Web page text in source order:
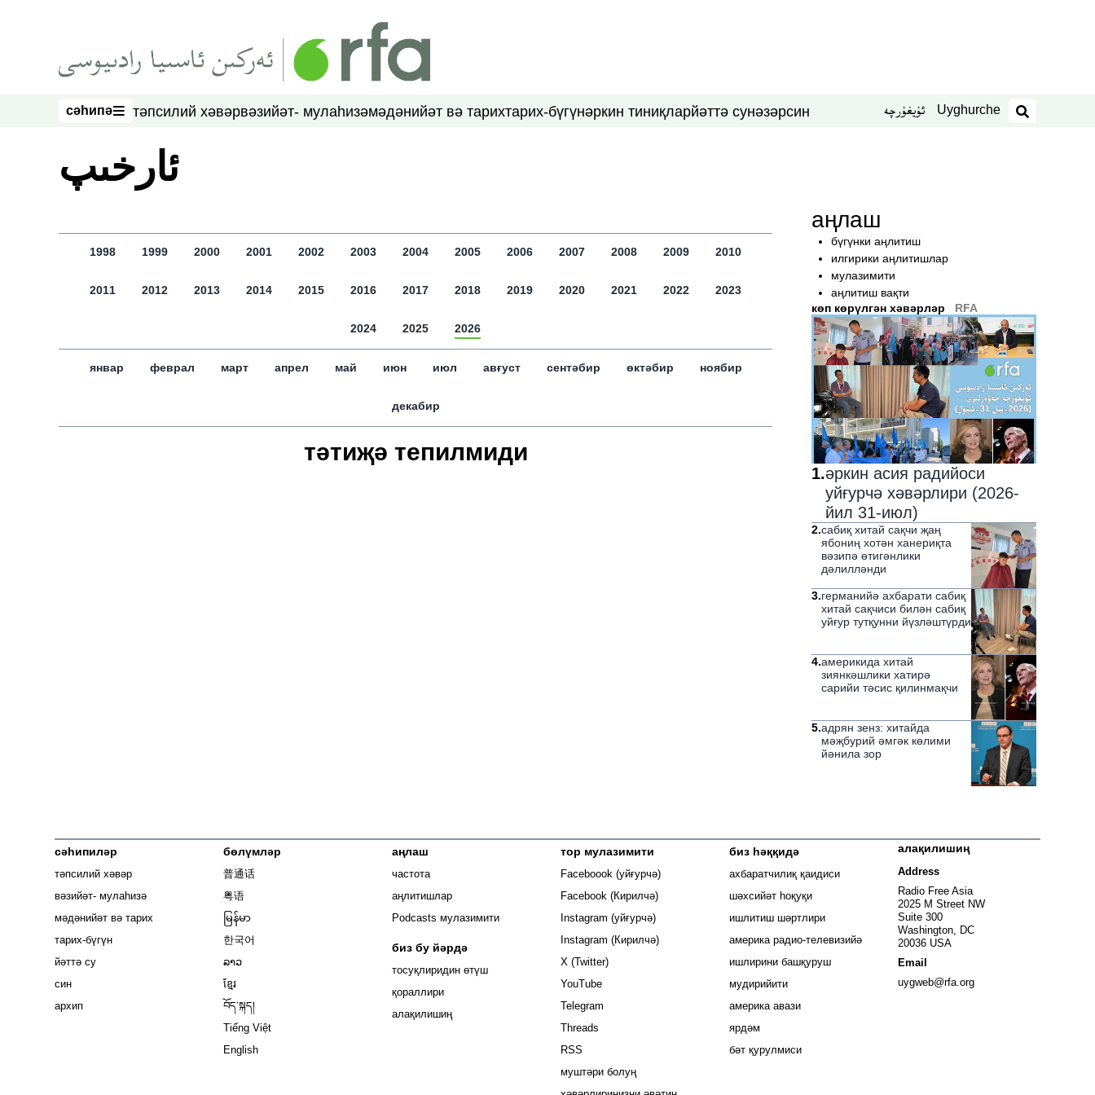
сәһипә тәпсилий хәвәрвәзийәт- мулаһизәмәдәнийәт вә тарихтарих-бүгүнәркин тиниқларйәттә сунәзәрсин ئۇيغۇرچە Uyghurche
издәш
ﺋﺎﺭﺧﯩﭗ
1998 1999 2000 2001 2002 2003 2004 2005 2006 2007 2008 2009 2010
2011 2012 2013 2014 2015 2016 2017 2018 2019 2020 2021 2022 2023
2024 2025 2026
январ феврал март апрел май июн июл авғуст сентәбир өктәбир ноябир
декабир
тәтиҗә тепилмиди
аңлаш
бүгүнки аңлитиш
илгирики аңлитишлар
мулазимити
аңлитиш вақти
көп көрүлгән хәвәрләр
RFA
1.әркин асия радийоси
уйғурчә хәвәрлири (2026-
йил 31-июл)
2.сабиқ хитай сақчи җаң
ябониң хотән ханериқта
вәзипә өтигәнлики
дәлилләнди
3.германийә ахбарати сабиқ
хитай сақчиси билән сабиқ
уйғур тутқунни йүзләштүрди
4.америкида хитай
зиянкәшлики хатирә
сарийи тәсис қилинмақчи
5.адрян зенз: хитайда
мәҗбурий әмгәк көлими
йәнила зор
сәһипиләр
тәпсилий хәвәр
вәзийәт- мулаһизә
мәдәнийәт вә тарих
тарих-бүгүн
йәттә су
син
архип
бөлүмләр
普通话
粤语
မြန်မာ
한국어
ລາວ
ខ្មែរ
བོད་སྐད།
Tiếng Việt
English
аңлаш
частота
аңлитишлар
Podcasts мулазимити
биз бу йәрдә
тосуқлиридин өтүш
қораллири
алақилишиң
тор мулазимити
Faceboook (уйғурчә) Opens in new window
Facebook (Кирилчә)
Instagram (уйғурчә)
Instagram (Кирилчә)
X (Twitter)
YouTube
Telegram
Threads
RSS
муштәри болуң
биз һәққидә
ахбаратчилиқ қаидиси
шәхсийәт һоқуқи
ишлитиш шәртлири
америка радио-телевизийә
ишлирини башқуруш
мудирийити
америка авази
ярдәм
бәт қурулмиси
алақилишиң
Address
Radio Free Asia
2025 M Street NW
Suite 300
Washington, DC
20036 USA
Email
uygweb@rfa.org